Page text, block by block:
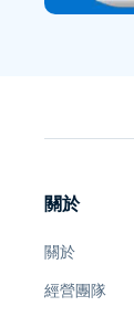
關於
關於
經營團隊